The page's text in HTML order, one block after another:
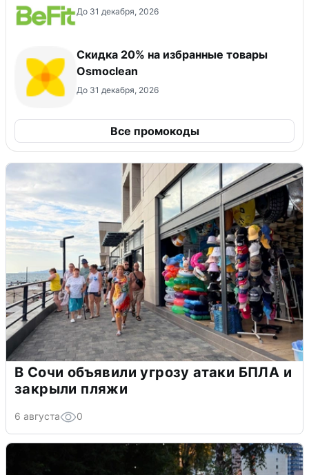
До 31 декабря, 2026
Скидка 20% на избранные товары
Osmoclean
До 31 декабря, 2026
Все промокоды
В Сочи объявили угрозу атаки БПЛА и
закрыли пляжи
6 августа 0